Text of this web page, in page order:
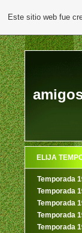
ELIJA
Temporada
Temporada
Temporada
Temporada
Temporada
Este sitio web fue